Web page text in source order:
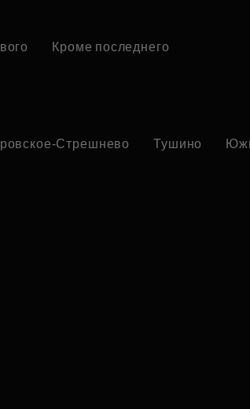
Кроме последнего
Стрешнево Тушино